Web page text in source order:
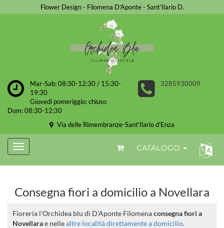
Flower Design - Filomena D'Aponte - Sant'Ilario D.
Mar-Sab: 08:30-12:30 / 15:30-
19:30
Giovedì pomeriggio: chiuso
Dom: 08:30-12:30
3285930009
Via delle Rimembranze-Sant'Ilario d'Enza
CATALOGO
Consegna fiori a domicilio a Novellara
Fioreria l'Orchidea blu di D'Aponte Filomenaconsegna fiori a
Novellarae nellealtre località direttamente a domicilio.